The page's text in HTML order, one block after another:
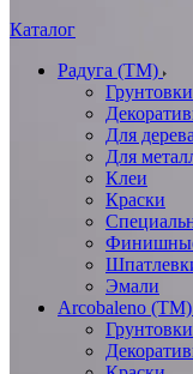
Каталог
Радуга (ТМ)
Грунтовки
Для дерева
Для
Клеи
Краски
Эмали
Arcobaleno (ТМ)
Грунтовки